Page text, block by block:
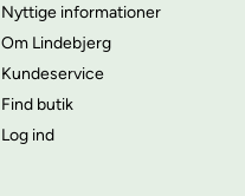
Nyttige informationer
Om Lindebjerg
Kundeservice
Find butik
Log ind